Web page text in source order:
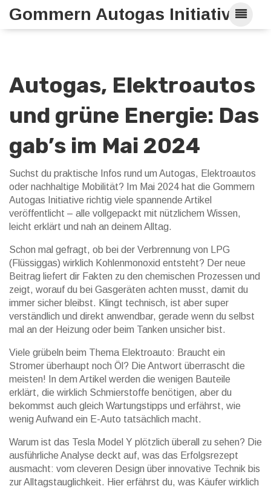
Gommern Autogas Initiative
Autogas, Elektroautos
und grüne Energie: Das
gab’s im Mai 2024
Suchst du praktische Infos rund um Autogas, Elektroautos
oder nachhaltige Mobilität? Im Mai 2024 hat die Gommern
Autogas Initiative richtig viele spannende Artikel
veröffentlicht – alle vollgepackt mit nützlichem Wissen,
leicht erklärt und nah an deinem Alltag.
Schon mal gefragt, ob bei der Verbrennung von LPG
(Flüssiggas) wirklich Kohlenmonoxid entsteht? Der neue
Beitrag liefert dir Fakten zu den chemischen Prozessen und
zeigt, worauf du bei Gasgeräten achten musst, damit du
immer sicher bleibst. Klingt technisch, ist aber super
verständlich und direkt anwendbar, gerade wenn du selbst
mal an der Heizung oder beim Tanken unsicher bist.
Viele grübeln beim Thema Elektroauto: Braucht ein
Stromer überhaupt noch Öl? Die Antwort überrascht die
meisten! In dem Artikel werden die wenigen Bauteile
erklärt, die wirklich Schmierstoffe benötigen, aber du
bekommst auch gleich Wartungstipps und erfährst, wie
wenig Aufwand ein E-Auto tatsächlich macht.
Warum ist das Tesla Model Y plötzlich überall zu sehen? Die
ausführliche Analyse deckt auf, was das Erfolgsrezept
ausmacht: vom cleveren Design über innovative Technik bis
zur Alltagstauglichkeit. Hier erfährst du, was Käufer wirklich